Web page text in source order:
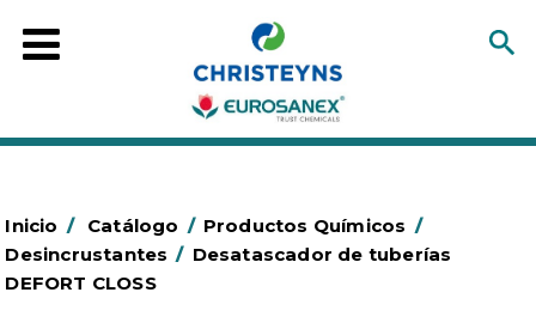
Inicio / Catálogo / Productos Químicos /
Desincrustantes / Desatascador de tuberías
DEFORT CLOSS